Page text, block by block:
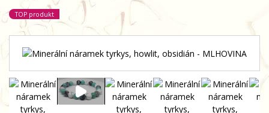
TOP produkt